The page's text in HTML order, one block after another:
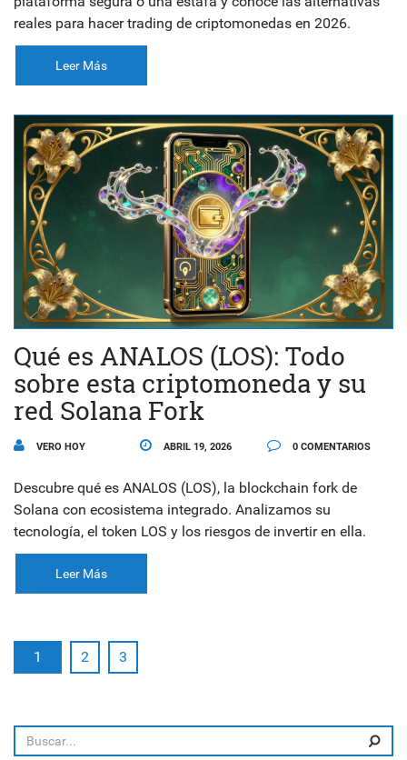
reales para hacer trading de criptomonedas en 2026.
Leer Más
Qué es ANALOS (LOS): Todo
sobre esta criptomoneda y su
red Solana Fork
VERO HOY ABRIL 19, 2026 0 COMENTARIOS
Descubre qué es ANALOS (LOS), la blockchain fork de
Solana con ecosistema integrado. Analizamos su
tecnología, el token LOS y los riesgos de invertir en ella.
Leer Más
1 2 3